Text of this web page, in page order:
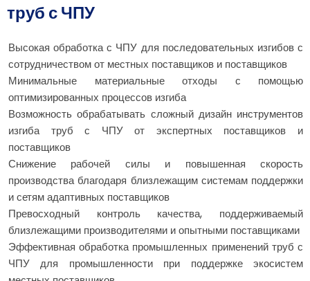
труб с ЧПУ
Высокая обработка с ЧПУ для последовательных изгибов с
сотрудничеством от местных поставщиков и поставщиков
Минимальные материальные отходы с помощью
оптимизированных процессов изгиба
Возможность обрабатывать сложный дизайн инструментов
изгиба труб с ЧПУ от экспертных поставщиков и
поставщиков
Снижение рабочей силы и повышенная скорость
производства благодаря близлежащим системам поддержки
и сетям адаптивных поставщиков
Превосходный контроль качества, поддерживаемый
близлежащими производителями и опытными поставщиками
Эффективная обработка промышленных применений труб с
ЧПУ для промышленности при поддержке экосистем